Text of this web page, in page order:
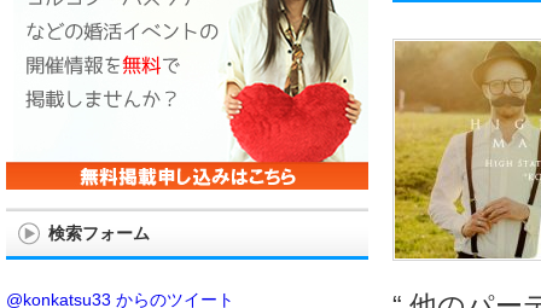
検索フォーム
@konkatsu33 からのツイート